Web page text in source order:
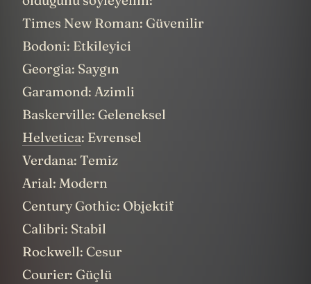
Times New Roman: Güvenilir
Bodoni: Etkileyici
Georgia: Saygın
Garamond: Azimli
Baskerville: Geleneksel
Helvetica: Evrensel
Verdana: Temiz
Arial: Modern
Century Gothic: Objektif
Calibri: Stabil
Rockwell: Cesur
Courier: Güçlü